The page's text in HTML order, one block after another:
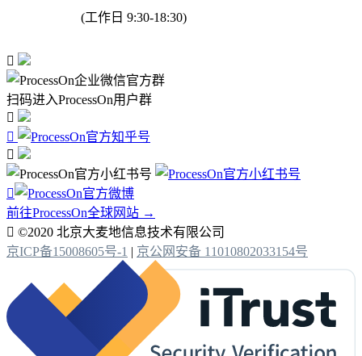
(工作日 9:30-18:30)

扫码进入ProcessOn用户群




前往ProcessOn全球网站 →
 ©2020 北京大麦地信息技术有限公司
京ICP备15008605号-1 | 京公网安备 11010802033154号